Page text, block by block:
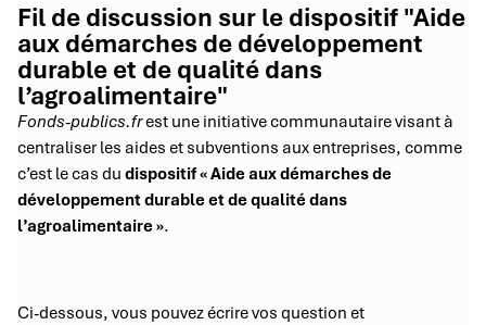
Fil de discussion sur le dispositif "Aide
aux démarches de développement
durable et de qualité dans
l’agroalimentaire"
Fonds-publics.frest une initiative communautaire visant à
centraliser les aides et subventions aux entreprises, comme
c’est le cas du dispositif « Aide aux démarches de
développement durable et de qualité dans
l’agroalimentaire ».
Ci-dessous, vous pouvez écrire vos question et